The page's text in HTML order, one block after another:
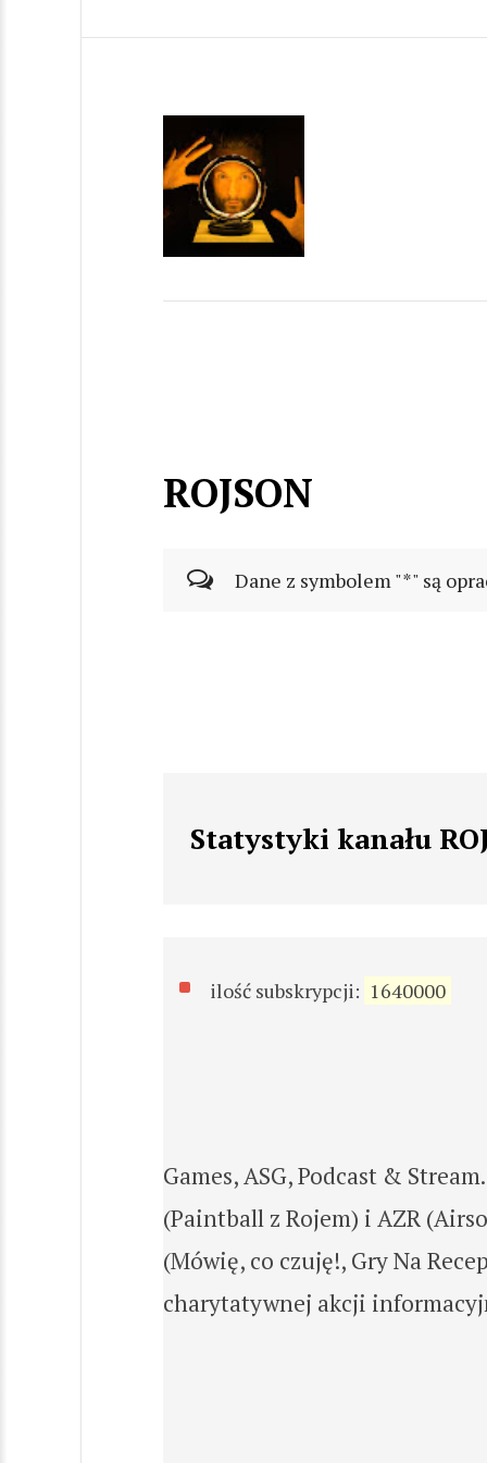
ROJSON
Dane z symbolem "*" są
Statystyki kanału
ilość subskrypcji: 1640000
Games, ASG, Podcast &
(Paintball z Rojem) i AZR
(Mówię, co czuję!, Gry Na
charytatywnej akcji